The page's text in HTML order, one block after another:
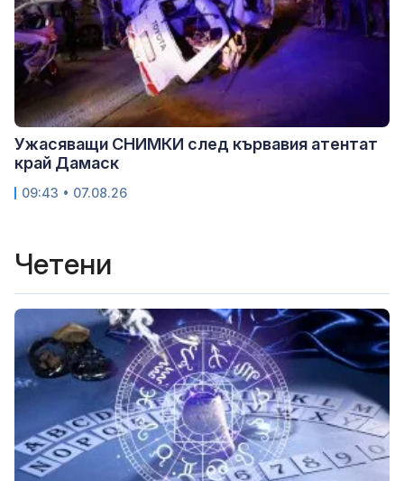
Ужасяващи СНИМКИ след кървавия атентат
край Дамаск
09:43 • 07.08.26
Четени